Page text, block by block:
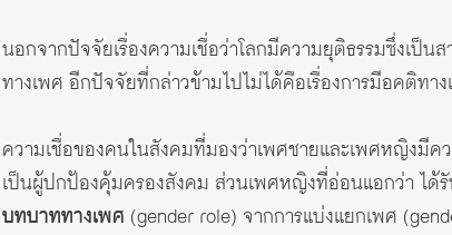
นอกจากปัจจัยเรื่องความเชื่อว่าโลกมีความยุติธรรมซึ่งเป็น
ทางเพศ อีกปัจจัยที่กล่าวข้ามไปไม่ได้คือเรื่องการมีอคติทา
ความเชื่อของคนในสังคมที่มองว่าเพศชายและเพศหญิงมีค
เป็นผู้ปกป้องคุ้มครองสังคม ส่วนเพศหญิงที่อ่อนแอกว่า ไ
บทบาททางเพศ (gender role) จากการแบ่งแยกเพศ